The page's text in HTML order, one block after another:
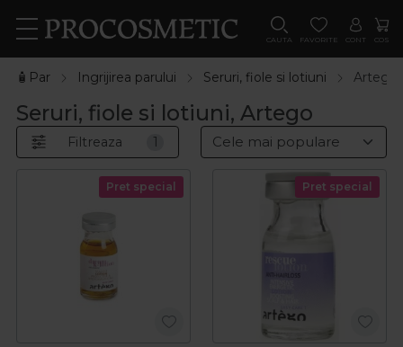
CAUTA FAVORITE CONT COS
🧴Par Ingrijirea parului Seruri, fiole si lotiuni Artego
Seruri, fiole si lotiuni, Artego
Filtreaza 1
Pret special Pret special